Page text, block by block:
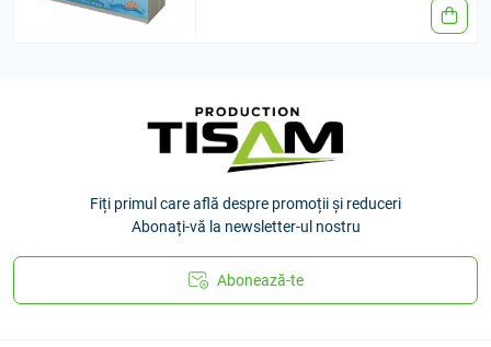
Fiți primul care află despre promoții și reduceri
Abonați-vă la newsletter-ul nostru
Abonează-te